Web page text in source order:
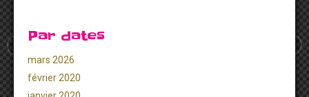
Par dates
mars 2026
février 2020